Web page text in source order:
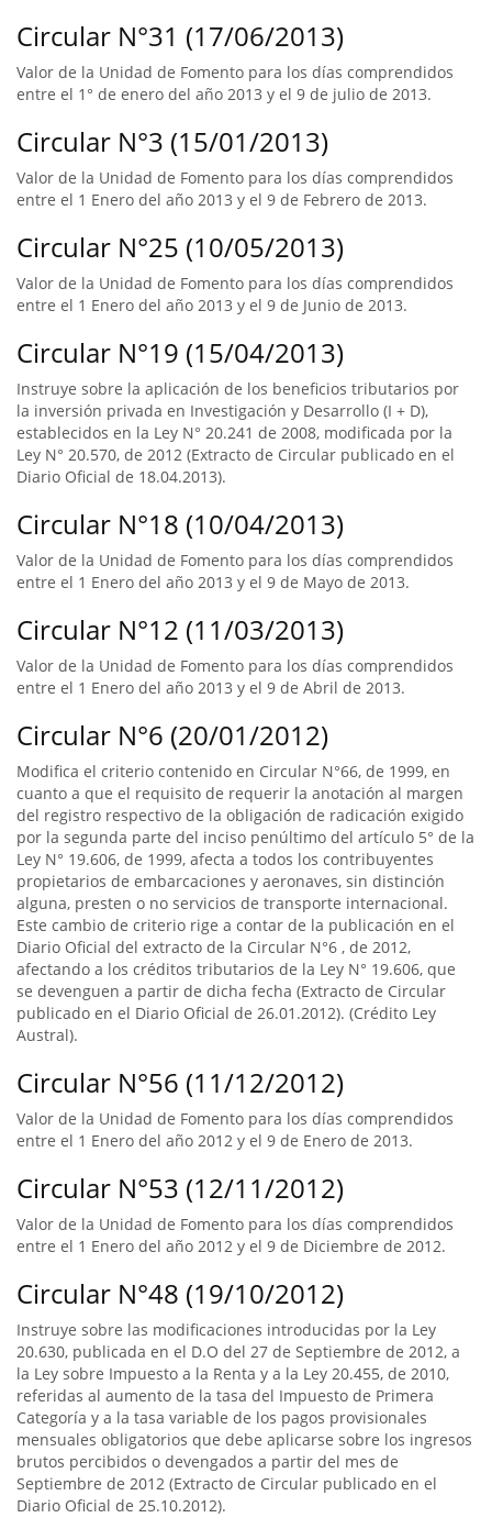
Circular N°31 (17/06/2013)
Valor de la Unidad de Fomento para los días comprendidos
entre el 1° de enero del año 2013 y el 9 de julio de 2013.
Circular N°3 (15/01/2013)
Valor de la Unidad de Fomento para los días comprendidos
entre el 1 Enero del año 2013 y el 9 de Febrero de 2013.
Circular N°25 (10/05/2013)
Valor de la Unidad de Fomento para los días comprendidos
entre el 1 Enero del año 2013 y el 9 de Junio de 2013.
Circular N°19 (15/04/2013)
Instruye sobre la aplicación de los beneficios tributarios por
la inversión privada en Investigación y Desarrollo (I + D),
establecidos en la Ley N° 20.241 de 2008, modificada por la
Ley N° 20.570, de 2012 (Extracto de Circular publicado en el
Diario Oficial de 18.04.2013).
Circular N°18 (10/04/2013)
Valor de la Unidad de Fomento para los días comprendidos
entre el 1 Enero del año 2013 y el 9 de Mayo de 2013.
Circular N°12 (11/03/2013)
Valor de la Unidad de Fomento para los días comprendidos
entre el 1 Enero del año 2013 y el 9 de Abril de 2013.
Circular N°6 (20/01/2012)
Modifica el criterio contenido en Circular N°66, de 1999, en
cuanto a que el requisito de requerir la anotación al margen
del registro respectivo de la obligación de radicación exigido
por la segunda parte del inciso penúltimo del artículo 5° de la
Ley N° 19.606, de 1999, afecta a todos los contribuyentes
propietarios de embarcaciones y aeronaves, sin distinción
alguna, presten o no servicios de transporte internacional.
Este cambio de criterio rige a contar de la publicación en el
Diario Oficial del extracto de la Circular N°6 , de 2012,
afectando a los créditos tributarios de la Ley N° 19.606, que
se devenguen a partir de dicha fecha (Extracto de Circular
publicado en el Diario Oficial de 26.01.2012). (Crédito Ley
Austral).
Circular N°56 (11/12/2012)
Valor de la Unidad de Fomento para los días comprendidos
entre el 1 Enero del año 2012 y el 9 de Enero de 2013.
Circular N°53 (12/11/2012)
Valor de la Unidad de Fomento para los días comprendidos
entre el 1 Enero del año 2012 y el 9 de Diciembre de 2012.
Circular N°48 (19/10/2012)
Instruye sobre las modificaciones introducidas por la Ley
20.630, publicada en el D.O del 27 de Septiembre de 2012, a
la Ley sobre Impuesto a la Renta y a la Ley 20.455, de 2010,
referidas al aumento de la tasa del Impuesto de Primera
Categoría y a la tasa variable de los pagos provisionales
mensuales obligatorios que debe aplicarse sobre los ingresos
brutos percibidos o devengados a partir del mes de
Septiembre de 2012 (Extracto de Circular publicado en el
Diario Oficial de 25.10.2012).